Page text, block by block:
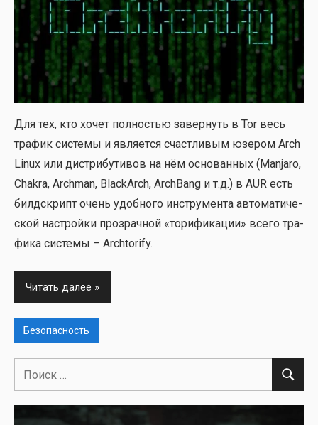
Для тех, кто хочет пол­но­стью завер­нуть в Tor весь
тра­фик систе­мы и явля­ет­ся счаст­ли­вым юзе­ром Arch
Linux или дис­три­бу­ти­вов на нём осно­ван­ных (Manjaro,
Chakra, Archman, BlackArch, ArchBang и т.д.) в AUR есть
бил­дскрипт очень удоб­но­го инстру­мен­та авто­ма­ти­че­
ской настрой­ки про­зрач­ной «тори­фи­ка­ции» все­го тра­
фи­ка систе­мы – Archtorify.
Читать далее
Безопасность
Поиск
для:
Поиск